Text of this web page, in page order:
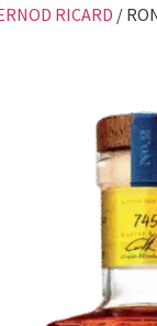
RICARD /